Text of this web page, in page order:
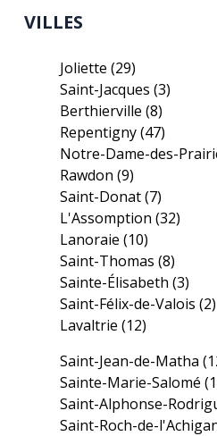
VILLES
Joliette(29)
Saint-Jacques(3)
Berthierville(8)
Repentigny(47)
Notre-Dame-des-
Rawdon(9)
Saint-Donat(7)
L'Assomption(32)
Lanoraie(10)
Saint-Thomas(8)
Sainte-Élisabeth(3)
Saint-Félix-de-Valois(2)
Lavaltrie(12)
Saint-Jean-de-Matha
Sainte-Marie-Salomé
Saint-Alphonse-
Saint-Roch-de-